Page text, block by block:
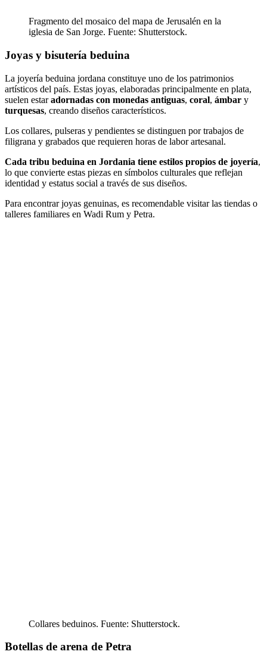
Fragmento del mosaico del mapa de Jerusalén en la
iglesia de San Jorge. Fuente: Shutterstock.
Joyas y bisutería beduina
La joyería beduina jordana constituye uno de los patrimonios
artísticos del país. Estas joyas, elaboradas principalmente en plata,
suelen estaradornadas con monedas antiguas, coral, ámbar y
turquesas, creando diseños característicos.
Los collares, pulseras y pendientes se distinguen por trabajos de
filigrana y grabados que requieren horas de labor artesanal.
Cada tribu beduina en Jordania tiene estilos propios de joyería,
lo que convierte estas piezas en símbolos culturales que reflejan
identidad y estatus social a través de sus diseños.
Para encontrar joyas genuinas, es recomendable visitar las tiendas o
talleres familiares en Wadi Rum y Petra.
Collares beduinos. Fuente: Shutterstock.
Botellas de arena de Petra